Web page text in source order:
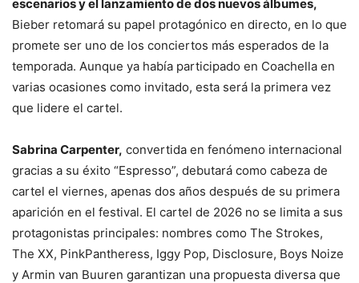
escenarios y el lanzamiento de dos nuevos álbumes,
Bieber retomará su papel protagónico en directo, en lo que
promete ser uno de los conciertos más esperados de la
temporada. Aunque ya había participado en Coachella en
varias ocasiones como invitado, esta será la primera vez
que lidere el cartel.
Sabrina Carpenter, convertida en fenómeno internacional
gracias a su éxito “Espresso”, debutará como cabeza de
cartel el viernes, apenas dos años después de su primera
aparición en el festival. El cartel de 2026 no se limita a sus
protagonistas principales: nombres como The Strokes,
The XX, PinkPantheress, Iggy Pop, Disclosure, Boys Noize
y Armin van Buuren garantizan una propuesta diversa que